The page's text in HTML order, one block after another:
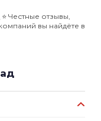
Честные отзывы,
вы найдёте в